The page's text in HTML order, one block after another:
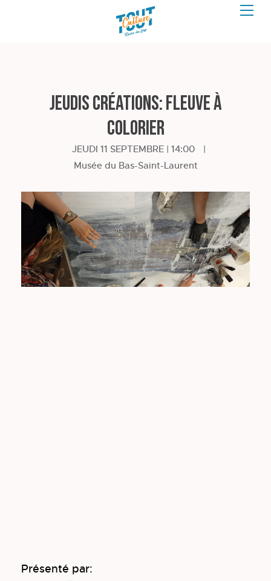
Jeudis créations: Fleuve à
colorier
JEUDI 11 SEPTEMBRE | 14:00
|
Musée du Bas-Saint-Laurent
Présenté par: